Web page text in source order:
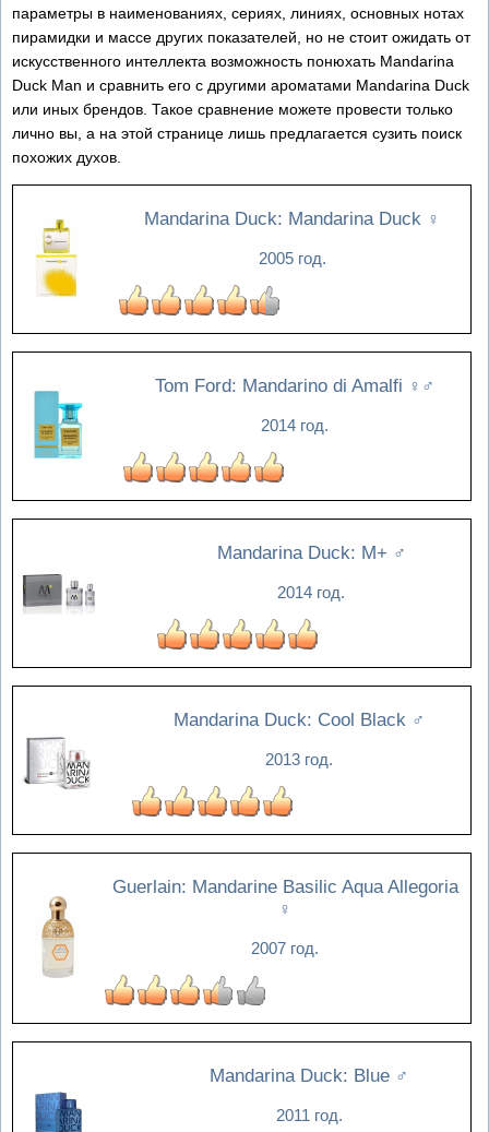
параметры в наименованиях, сериях, линиях, основных нотах
пирамидки и массе других показателей, но не стоит ожидать от
искусственного интеллекта возможность понюхать Mandarina
Duck Man и сравнить его с другими ароматами Mandarina Duck
или иных брендов. Такое сравнение можете провести только
лично вы, а на этой странице лишь предлагается сузить поиск
похожих духов.
Mandarina Duck: Mandarina Duck ♀
2005 год.
Tom Ford: Mandarino di Amalfi ♀♂
2014 год.
Mandarina Duck: M+ ♂
2014 год.
Mandarina Duck: Cool Black ♂
2013 год.
Guerlain: Mandarine Basilic Aqua Allegoria
♀
2007 год.
Mandarina Duck: Blue ♂
2011 год.